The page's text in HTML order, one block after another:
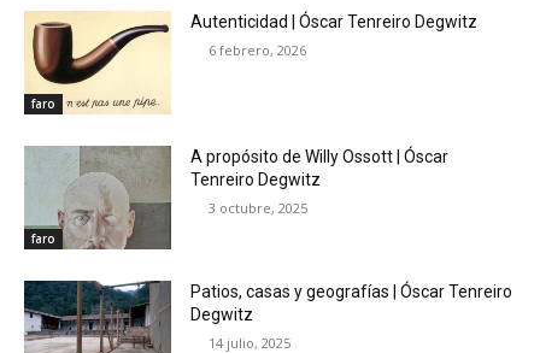
faro
Autenticidad | Óscar Tenreiro Degwitz
6 febrero, 2026
faro
A propósito de Willy Ossott | Óscar
Tenreiro Degwitz
3 octubre, 2025
Patios, casas y geografías | Óscar Tenreiro
Degwitz
14 julio, 2025